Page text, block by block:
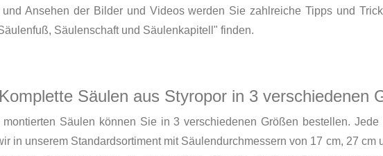
und Ansehen der Bilder und Videos werden Sie zahlreiche Tipps und
Säulenschaft und Säulenkapitell" finden.
Komplette Säulen aus Styropor in 3 verschiedenen
montierten Säulen können Sie in 3 verschiedenen Größen bestellen.
in unserem Standardsortiment mit Säulendurchmessern von 17 cm, 27 cm